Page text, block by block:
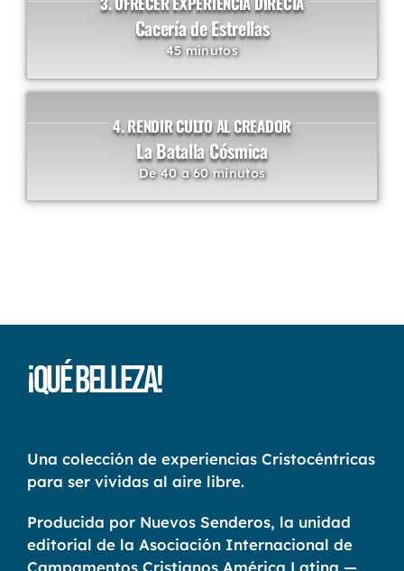
Cacería de Estrellas
45 minutos
4. RENDIR CULTO AL CREADOR
La Batalla Cósmica
De 40 a 60 minutos
¡Qué Belleza!
Una colección de experiencias Cristocéntricas
para ser vividas al aire libre.
Producida por Nuevos Senderos, la unidad
editorial de la Asociación Internacional de